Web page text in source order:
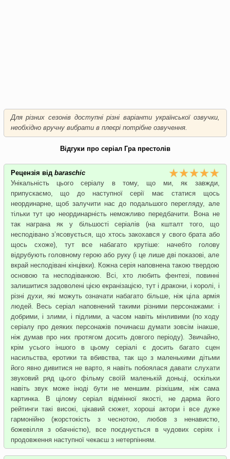
Для різних сезонів доступні різні варіанти української озвучки,
необхідно вручну вибрати в плеєрі потрібне озвучення.
Відгуки про серіал Гра престолів
Рецензія від baraschic
Унікальність цього серіалу в тому, що ми, як завжди,
припускаємо, що до наступної серії має статися щось
неординарне, щоб залучити нас до подальшого перегляду, але
тільки тут цю неординарність неможливо передбачити. Вона не
так награна як у більшості серіалів (на кшталт того, що
несподівано з’ясовується, що хтось закохався у свого брата або
щось схоже), тут все набагато крутіше: начебто голову
відрубують головному герою або руку (і це лише дві показові, але
вкрай несподівані кінцівки). Кожна серія наповнена такою твердою
основою та несподіванкою. Всі, хто любить фентезі, повинні
залишитися задоволені цією екранізацією, тут і дракони, і королі, і
різні духи, які можуть означати набагато більше, ніж ціла армія
людей. Весь серіал наповнений такими різними персонажами: і
добрими, і злими, і підлими, а часом навіть мінливими (по ходу
серіалу про деяких персонажів починаєш думати зовсім інакше,
ніж думав про них протягом досить довгого періоду). Звичайно,
крім усього іншого в цьому серіалі є досить багато сцен
насильства, еротики та вбивства, так що з маленькими дітьми
його явно дивитися не варто, я навіть побоялася давати слухати
звуковий ряд цього фільму своїй маленькій доньці, оскільки
навіть звук може іноді бути не меншим. різкішим, ніж сама
картинка. В цілому серіал відмінної якості, не дарма його
рейтинги такі високі, цікавий сюжет, хороші актори і все дуже
гармонійно (жорстокість з чеснотою, любов з ненавистю,
божевілля з обачністю), все поєднується в чудових серіях і
продовження наступної чекаєш з нетерпінням.